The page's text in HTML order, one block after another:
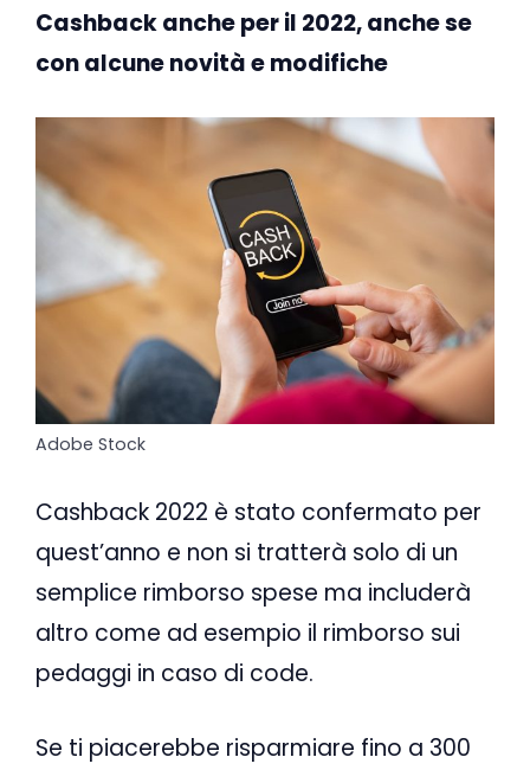
Cashback anche per il 2022, anche se
con alcune novità e modifiche
Adobe Stock
Cashback 2022 è stato confermato per
quest’anno e non si tratterà solo di un
semplice rimborso spese ma includerà
altro come ad esempio il rimborso sui
pedaggi in caso di code.
Se ti piacerebbe risparmiare fino a 300